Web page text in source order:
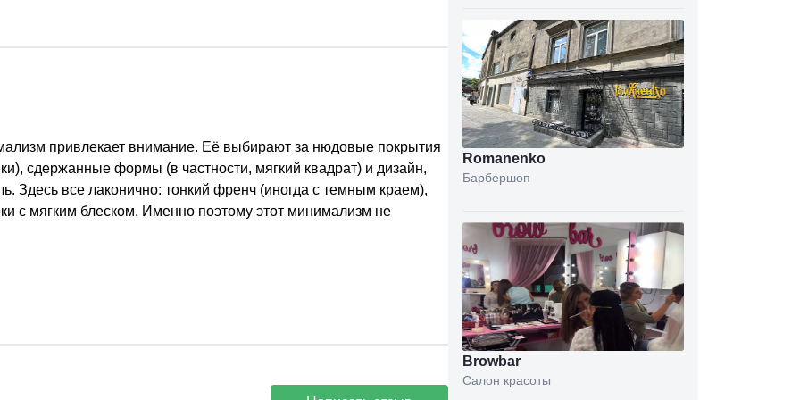
привлекает внимание. Её выбирают за нюдовые покрытия
сдержанные формы (в частности, мягкий квадрат) и дизайн,
Здесь все лаконично: тонкий френч (иногда с темным краем),
с мягким блеском. Именно поэтому этот минимализм не
Romanenko
Барбершоп
Browbar
Салон красоты